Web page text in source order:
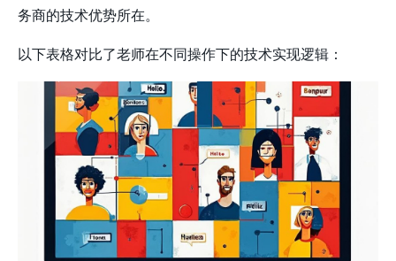
务商的技术优势所在。
以下表格对比了老师在不同操作下的技术实现逻辑：